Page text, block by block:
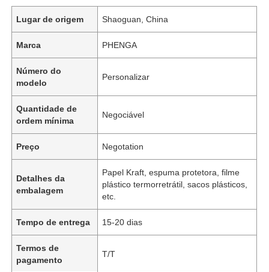
Lugar de origem Shaoguan, China
Marca PHENGA
Número do
modelo
Personalizar
Quantidade de
ordem mínima
Negociável
Preço Negotation
Detalhes da
embalagem
Papel Kraft, espuma protetora, filme
plástico termorretrátil, sacos plásticos,
etc.
Tempo de entrega 15-20 dias
Termos de
pagamento
T/T